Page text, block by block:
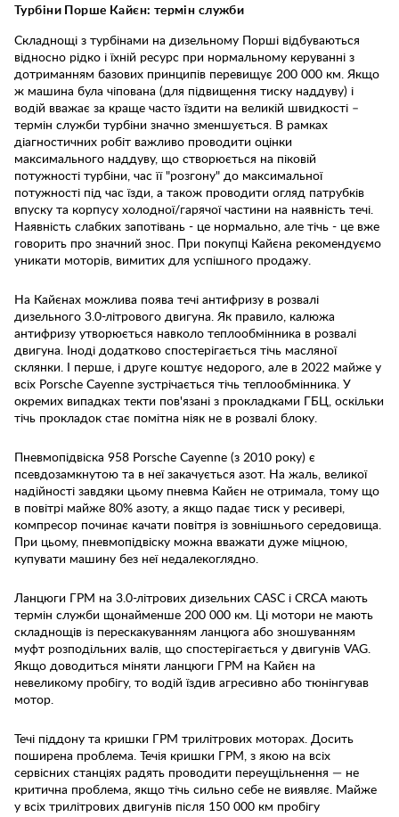
Турбіни Порше Кайєн: термін служби
Складнощі з турбінами на дизельному Порші відбуваються
відносно рідко і їхній ресурс при нормальному керуванні з
дотриманням базових принципів перевищує 200 000 км. Якщо
ж машина була чіпована (для підвищення тиску наддуву) і
водій вважає за краще часто їздити на великій швидкості –
термін служби турбіни значно зменшується. В рамках
діагностичних робіт важливо проводити оцінки
максимального наддуву, що створюється на піковій
потужності турбіни, час її "розгону" до максимальної
потужності під час їзди, а також проводити огляд патрубків
впуску та корпусу холодної/гарячої частини на наявність течі.
Наявність слабких запотівань - це нормально, але тічь - це вже
говорить про значний знос. При покупці Кайєна рекомендуємо
уникати моторів, вимитих для успішного продажу.
На Кайєнах можлива поява течі антифризу в розвалі
дизельного 3.0-літрового двигуна. Як правило, калюжа
антифризу утворюється навколо теплообмінника в розвалі
двигуна. Іноді додатково спостерігається тічь масляної
склянки. І перше, і друге коштує недорого, але в 2022 майже у
всіх Porsche Cayenne зустрічається тічь теплообмінника. У
окремих випадках текти пов'язані з прокладками ГБЦ, оскільки
тічь прокладок стає помітна ніяк не в розвалі блоку.
Пневмопідвіска 958 Porsche Cayenne (з 2010 року) є
псевдозамкнутою та в неї закачується азот. На жаль, великої
надійності завдяки цьому пневма Кайєн не отримала, тому що
в повітрі майже 80% азоту, а якщо падає тиск у ресивері,
компресор починає качати повітря із зовнішнього середовища.
При цьому, пневмопідвіску можна вважати дуже міцною,
купувати машину без неї недалекоглядно.
Ланцюги ГРМ на 3.0-літрових дизельних CASC і CRCA мають
термін служби щонайменше 200 000 км. Ці мотори не мають
складнощів із перескакуванням ланцюга або зношуванням
муфт розподільних валів, що спостерігається у двигунів VAG.
Якщо доводиться міняти ланцюги ГРМ на Кайєн на
невеликому пробігу, то водій їздив агресивно або тюнінгував
мотор.
Течі піддону та кришки ГРМ трилітрових моторах. Досить
поширена проблема. Течія кришки ГРМ, з якою на всіх
сервісних станціях радять проводити переущільнення — не
критична проблема, якщо тічь сильно себе не виявляє. Майже
у всіх трилітрових двигунів після 150 000 км пробігу